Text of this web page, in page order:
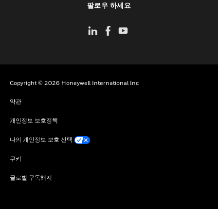
팔로우 하세요
Copyright © 2026 Honeywell International Inc
약관
개인정보 보호정책
나의 개인정보 보호 선택
쿠키
글로벌 구독해지